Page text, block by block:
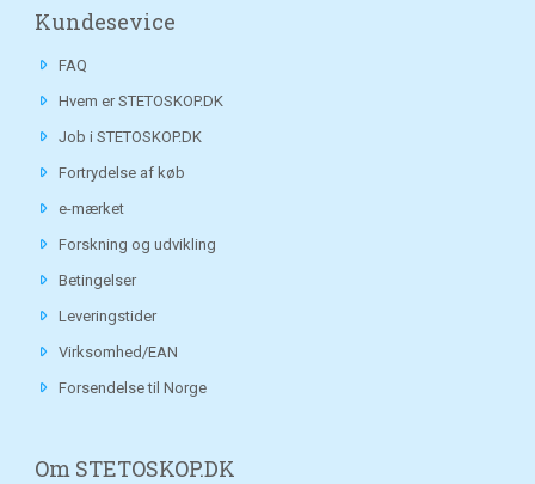
Kundesevice
FAQ
Hvem er STETOSKOP.DK
Job i STETOSKOP.DK
Fortrydelse af køb
e-mærket
Forskning og udvikling
Betingelser
Leveringstider
Virksomhed/EAN
Forsendelse til Norge
Om STETOSKOP.DK